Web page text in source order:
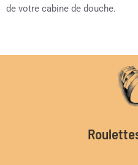
de votre cabine de douche.